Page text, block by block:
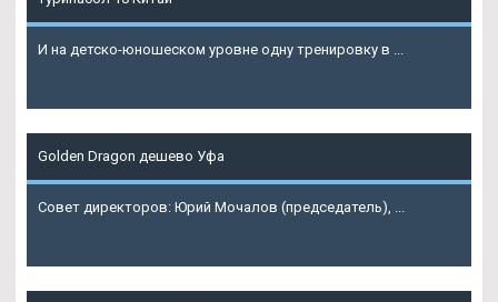
И на детско-юношеском уровне одну тренировку в ...
Golden Dragon дешево Уфа
Совет директоров: Юрий Мочалов (председатель), ...